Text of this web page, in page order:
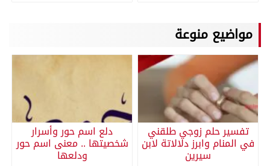
مواضيع منوعة
تفسير حلم زوجي طلقني
في المنام وابرز دلالاتة لابن
سيرين
دلع اسم حور وأسرار
شخصيتها .. معنى اسم حور
ودلعها